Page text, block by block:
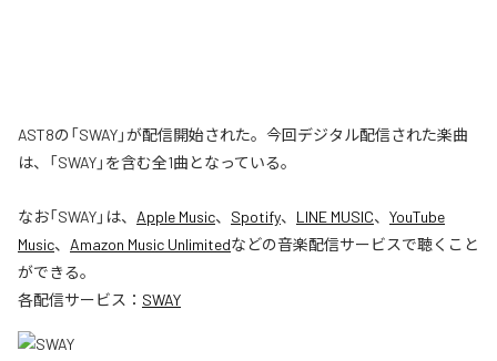
AST8の「SWAY」が配信開始された。今回デジタル配信された楽曲
は、「SWAY」を含む全1曲となっている。
なお「SWAY」は、 Apple Music、 Spotify、 LINE MUSIC、 YouTube
Music、 Amazon Music Unlimitedなどの音楽配信サービスで聴くこと
ができる。
各配信サービス： SWAY